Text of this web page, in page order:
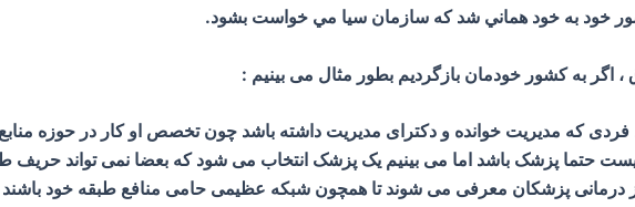
خود به خود هماني شد كه سازمان سيا مي خواست بشود.
اگر به کشور خودمان بازگردیم بطور مثال می بینیم :
که مدیریت خوانده و دکترای مدیریت داشته باشد چون تخصص او کار در حوزه منابع
نیست حتما پزشک باشد اما می بینیم یک پزشک انتخاب می شود که بعضا نمی تواند
درمانی پزشکان معرفی می شوند تا همچون شبکه عظیمی حامی منافع طبقه خود باشند